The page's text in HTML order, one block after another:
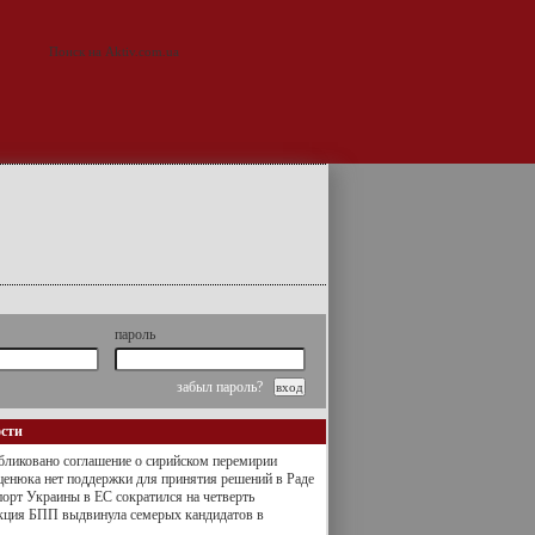
пароль
забыл пароль?
соглашение о сирийском перемирии
нет поддержки для принятия решений в Раде
Украины в ЕС сократился на четверть
БПП выдвинула семерых кандидатов в